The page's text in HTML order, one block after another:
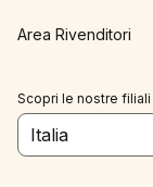
Area Rivenditori
Scopri le nostre filiali
Italia